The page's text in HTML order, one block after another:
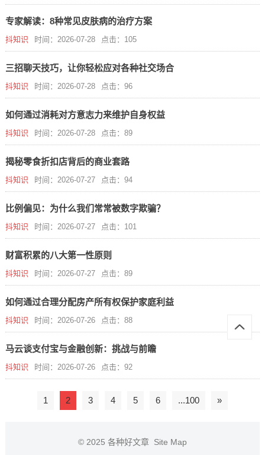
专家解读：8种常见皮肤病的治疗方案
抖知识 时间：2026-07-28 点击：105
三招聊天技巧，让你轻松应对各种社交场合
抖知识 时间：2026-07-28 点击：96
如何通过消耗对方意志力来维护自身权益
抖知识 时间：2026-07-28 点击：89
揭秘零食折扣店背后的商业套路
抖知识 时间：2026-07-27 点击：94
比例偏见：为什么我们常常被数字欺骗？
抖知识 时间：2026-07-27 点击：101
财富积累的八大第一性原则
抖知识 时间：2026-07-27 点击：89
如何通过合理分配房产所有权保护家庭利益
抖知识 时间：2026-07-26 点击：88
马云谈支付宝与金融创新：挑战与前瞻
抖知识 时间：2026-07-26 点击：92
1 2 3 4 5 6 ...100 »
© 2025 各种好文章 Site Map